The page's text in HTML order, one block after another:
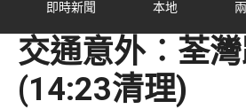
即時新聞 本地
交通意外︰荃
(14:23清理)